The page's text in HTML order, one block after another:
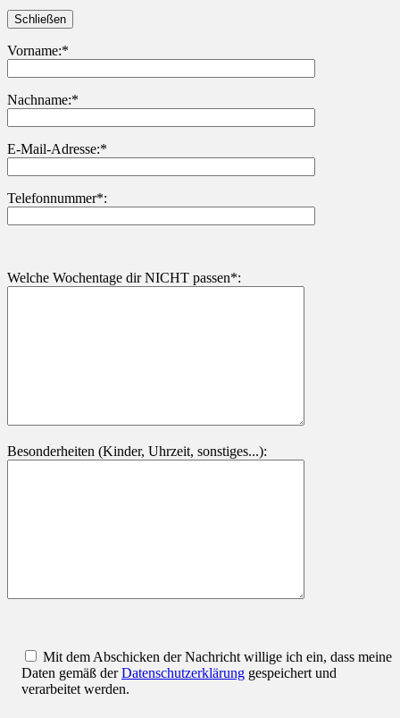
Schließen
Vorname:*
Nachname:*
Bitte lasse dieses Feld leer.
E-Mail-Adresse:*
Telefonnummer*:
Welche Wochentage dir NICHT passen*:
Besonderheiten (Kinder, Uhrzeit, sonstiges...):
Mit dem Abschicken der Nachricht willige ich ein, dass meine
Daten gemäß derDatenschutzerklärung gespeichert und
verarbeitet werden.